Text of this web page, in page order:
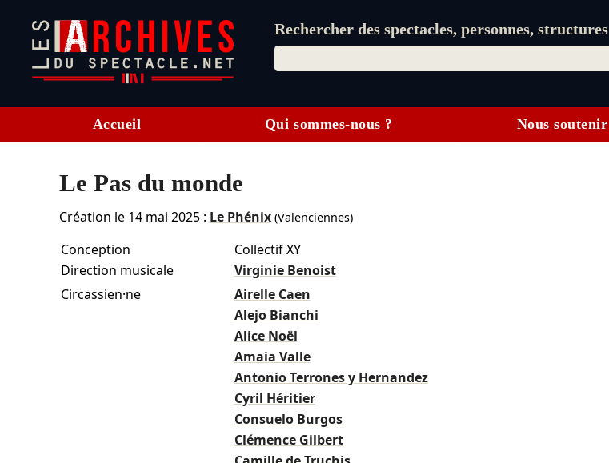
Rechercher des spectacles, personnes, structures
Accueil Qui sommes-nous ? Nous soutenir
Le Pas du monde
Création le 14 mai 2025: Le Phénix(Valenciennes)
Conception
Collectif XY
Direction musicale
Virginie Benoist
Circassien·ne
Airelle Caen
Alejo Bianchi
Alice Noël
Amaia Valle
Antonio Terrones y Hernandez
Cyril Héritier
Consuelo Burgos
Clémence Gilbert